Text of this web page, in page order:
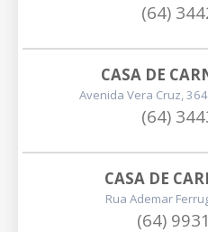
(64)
CASA DE
Avenida Vera Cruz,
(64)
CASA DE
Rua Ademar
(64)